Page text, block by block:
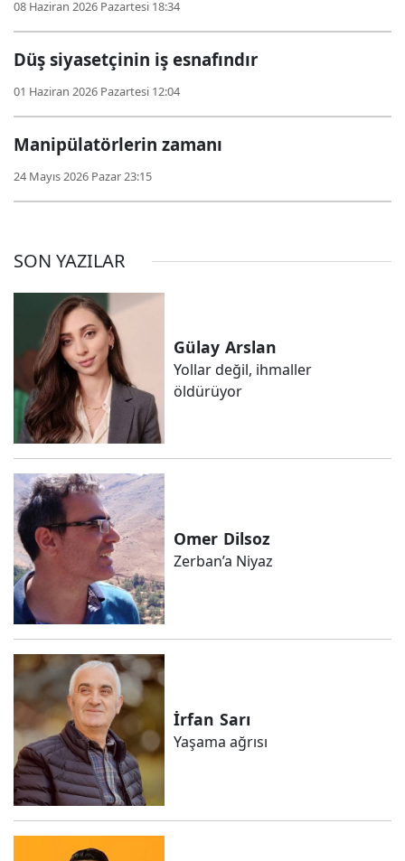
08 Haziran 2026 Pazartesi 18:34
Düş siyasetçinin iş esnafındır
01 Haziran 2026 Pazartesi 12:04
Manipülatörlerin zamanı
24 Mayıs 2026 Pazar 23:15
SON YAZILAR
Gülay Arslan
Yollar değil, ihmaller
öldürüyor
Omer Dilsoz
Zerban’a Niyaz
İrfan Sarı
Yaşama ağrısı